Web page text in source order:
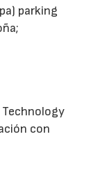
parking
Technology
con